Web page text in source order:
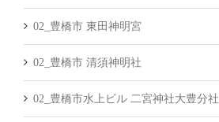
02_豊橋市 東田神明宮
02_豊橋市 清須神明社
02_豊橋市水上ビル 二宮神社大豊分社